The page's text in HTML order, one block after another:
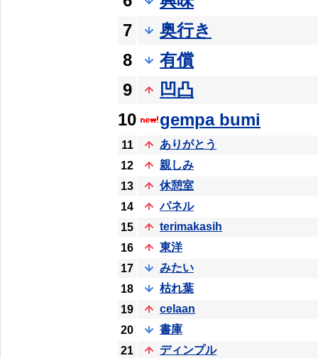
7
奥行き
8
有償
9
凹凸
10
gempa bumi
11
ありがとう
12
親しみ
13
休憩室
14
パネル
15
terimakasih
16
東洋
17
みたい
18
枯れ葉
19
celaan
20
書庫
21
ディンプル